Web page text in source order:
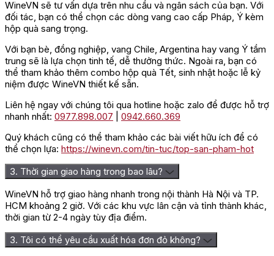
WineVN sẽ tư vấn dựa trên nhu cầu và ngân sách của bạn. Với
đối tác, bạn có thể chọn các dòng vang cao cấp Pháp, Ý kèm
hộp quà sang trọng.
Với bạn bè, đồng nghiệp, vang Chile, Argentina hay vang Ý tầm
trung sẽ là lựa chọn tinh tế, dễ thưởng thức. Ngoài ra, bạn có
thể tham khảo thêm combo hộp quà Tết, sinh nhật hoặc lễ kỷ
niệm được WineVN thiết kế sẵn.
Liên hệ ngay với chúng tôi qua hotline hoặc zalo để được hỗ trợ
nhanh nhất: 0977.898.007
0942.660.369
Quý khách cũng có thể tham khảo các bài viết hữu ích để có
thể chọn lựa: https://winevn.com/tin-tuc/top-san-pham-hot
3. Thời gian giao hàng trong bao lâu?
WineVN hỗ trợ giao hàng nhanh trong nội thành Hà Nội và TP.
HCM khoảng 2 giờ. Với các khu vực lân cận và tỉnh thành khác,
thời gian từ 2-4 ngày tùy địa điểm.
3. Tôi có thể yêu cầu xuất hóa đơn đỏ không?